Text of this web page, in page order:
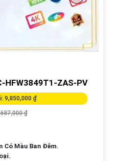
HFW3849T1-ZAS-PV
9,850,000 ₫
₫
️
Có Màu Ban Đêm.